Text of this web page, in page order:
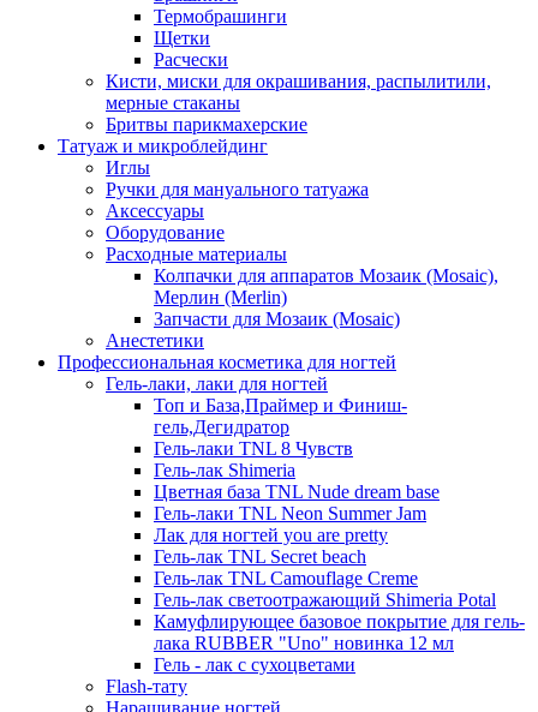
Термобрашинги
Щетки
Расчески
Кисти, миски для окрашивания, распылитили,
мерные стаканы
Бритвы парикмахерские
Татуаж и микроблейдинг
Иглы
Ручки для мануального татуажа
Аксессуары
Оборудование
Расходные материалы
Колпачки для аппаратов Мозаик (Mosaic),
Мерлин (Merlin)
Запчасти для Мозаик (Mosaic)
Анестетики
Профессиональная косметика для ногтей
Гель-лаки, лаки для ногтей
Топ и База,Праймер и Финиш-
гель,Дегидратор
Гель-лаки TNL 8 Чувств
Гель-лак Shimeria
Цветная база TNL Nude dream base
Гель-лаки TNL Neon Summer Jam
Лак для ногтей you are pretty
Гель-лак TNL Secret beach
Гель-лак TNL Camouflage Creme
Гель-лак светоотражающий Shimeria Potal
Камуфлирующее базовое покрытие для гель-
лака RUBBER "Uno" новинка 12 мл
Гель - лак с сухоцветами
Flash-тату